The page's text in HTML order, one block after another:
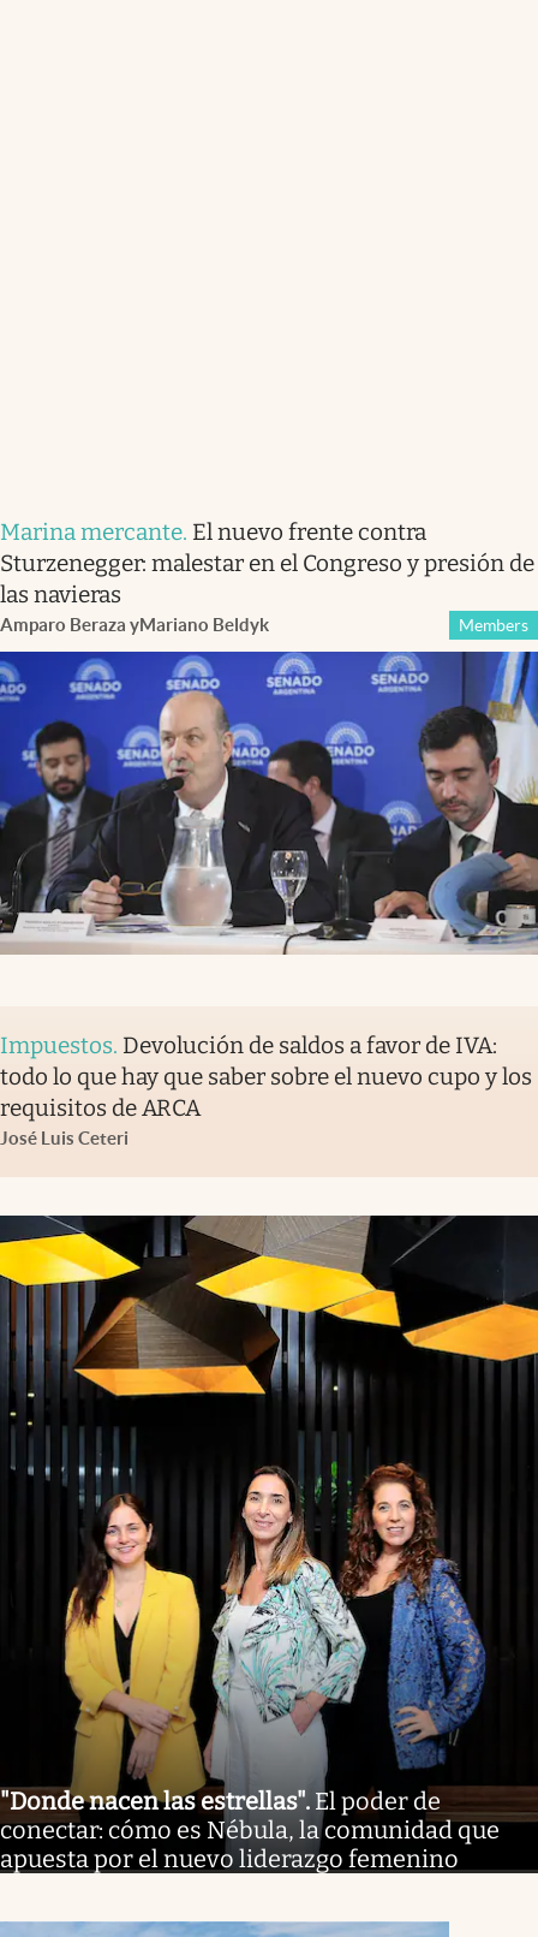
Marina mercante. El nuevo frente contra
Sturzenegger: malestar en el Congreso y presión de
las navieras
Amparo Beraza yMariano Beldyk Members
Impuestos. Devolución de saldos a favor de IVA:
todo lo que hay que saber sobre el nuevo cupo y los
requisitos de ARCA
José Luis Ceteri
"Donde nacen las estrellas". El poder de
conectar: cómo es Nébula, la comunidad que
apuesta por el nuevo liderazgo femenino